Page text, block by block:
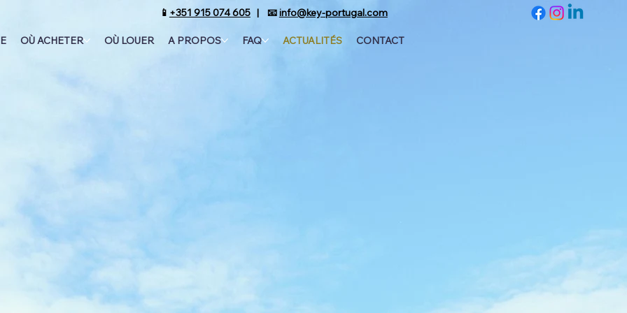
📱 +351 915 074 605| 📧info@key-portugal.com
OÙ ACHETER OÙ LOUER A PROPOS FAQ ACTUALITÉS CONTACT